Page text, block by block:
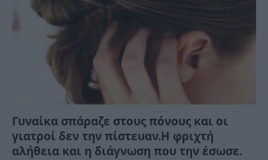
Γυναίκα σπάραζε στους πόνους και οι
γιατροί δεν την πίστευαν.Η φριχτή
αλήθεια και η διάγνωση που την έσωσε.